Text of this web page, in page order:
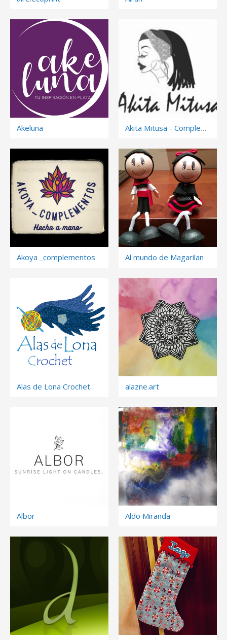
Akeluna Akita Mitusa - Complementos
Akoya _complementos Al mundo de Magarilan
Alas de Lona Crochet alazne.art
Albor Aldo Miranda